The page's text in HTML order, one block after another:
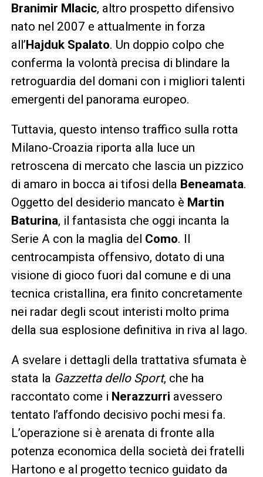
Branimir Mlacic, altro prospetto difensivo
nato nel 2007 e attualmente in forza
all’Hajduk Spalato. Un doppio colpo che
conferma la volontà precisa di blindare la
retroguardia del domani con i migliori talenti
emergenti del panorama europeo.
Tuttavia, questo intenso traffico sulla rotta
Milano-Croazia riporta alla luce un
retroscena di mercato che lascia un pizzico
di amaro in bocca ai tifosi della Beneamata.
Oggetto del desiderio mancato è Martin
Baturina, il fantasista che oggi incanta la
Serie A con la maglia del Como. Il
centrocampista offensivo, dotato di una
visione di gioco fuori dal comune e di una
tecnica cristallina, era finito concretamente
nei radar degli scout interisti molto prima
della sua esplosione definitiva in riva al lago.
A svelare i dettagli della trattativa sfumata è
stata la Gazzetta dello Sport, che ha
raccontato come i Nerazzurri avessero
tentato l’affondo decisivo pochi mesi fa.
L’operazione si è arenata di fronte alla
potenza economica della società dei fratelli
Hartono e al progetto tecnico guidato da